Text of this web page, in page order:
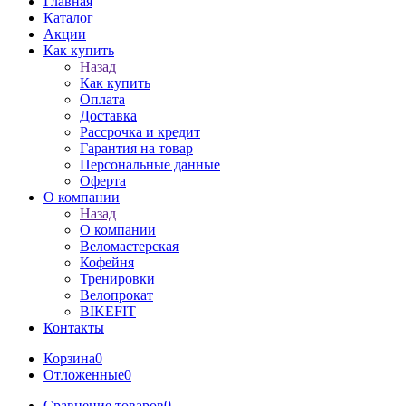
Каталог
Акции
Как купить
Назад
Как купить
Оплата
Доставка
Рассрочка и кредит
Гарантия на товар
Персональные данные
Оферта
О компании
Назад
О компании
Веломастерская
Кофейня
Тренировки
Велопрокат
BIKEFIT
Контакты
Корзина0
Отложенные0